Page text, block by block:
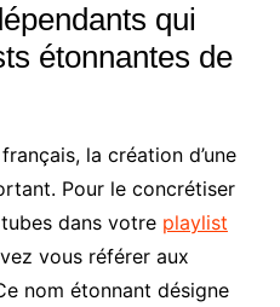
qui
étonnantes de
la création d’une
Pour le concrétiser
dans votre playlist
vous référer aux
nom étonnant désigne